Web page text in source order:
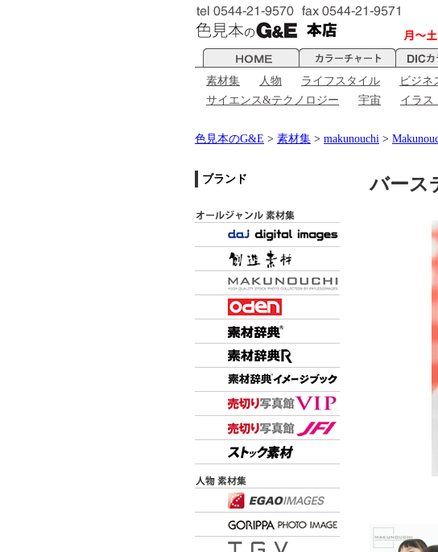
素材集 人物 ライフスタイル ビジネ
サイエンス&テクノロジー
宇宙 イラス
色見本のG&E > 素材集 > makunouchi >
ブランド バース